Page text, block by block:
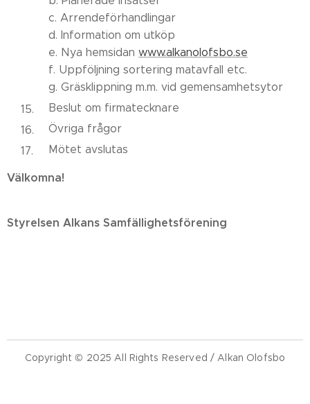
c. Arrendeförhandlingar
d. Information om utköp
e. Nya hemsidan www.alkanolofsbo.se
f. Uppföljning sortering matavfall etc.
g. Gräsklippning m.m. vid gemensamhetsytor
Beslut om firmatecknare
Övriga frågor
Mötet avslutas
Välkomna!
Styrelsen Alkans Samfällighetsförening
Copyright © 2025 All Rights Reserved / Alkan Olofsbo